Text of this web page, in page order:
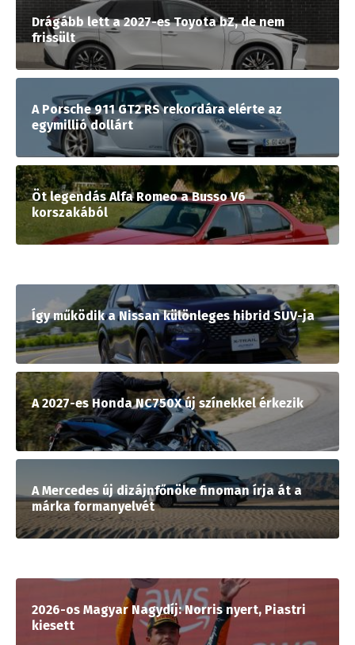
Drágább lett a 2027-es Toyota bZ, de nem
frissült
A Porsche 911 GT2 RS rekordára elérte az
egymillió dollárt
Öt legendás Alfa Romeo a Busso V6
korszakából
Így működik a Nissan különleges hibrid SUV-ja
A 2027-es Honda NC750X új színekkel érkezik
A Mercedes új dizájnfőnöke finoman írja át a
márka formanyelvét
2026-os Magyar Nagydíj: Norris nyert, Piastri
kiesett